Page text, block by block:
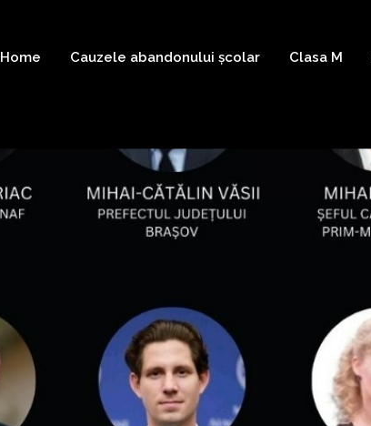
Home Cauzele abandonului școlar Clasa M